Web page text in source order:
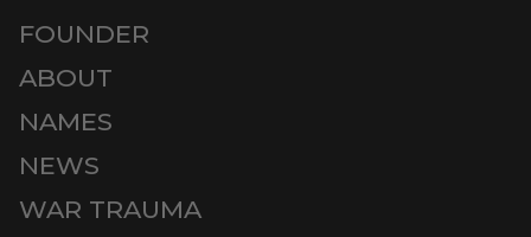
FOUNDER
ABOUT
NAMES
NEWS
WAR TRAUMA